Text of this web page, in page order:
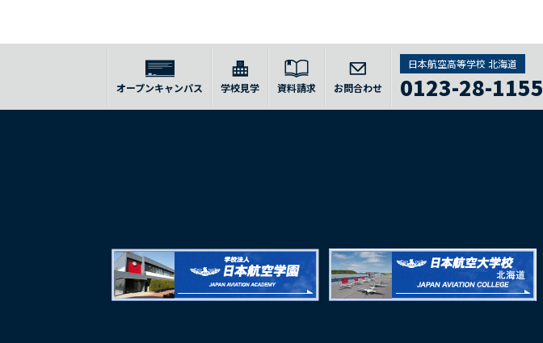
オープンキャンパス 学校見学 資料請求 お問合わせ
日本航空高等学校 北海道
0123-28-1155